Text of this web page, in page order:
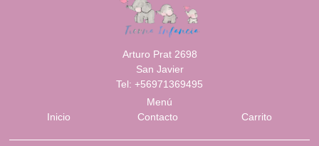
Arturo Prat 2698
San Javier
Tel: +56971369495
Menú
Inicio
Contacto Carrito